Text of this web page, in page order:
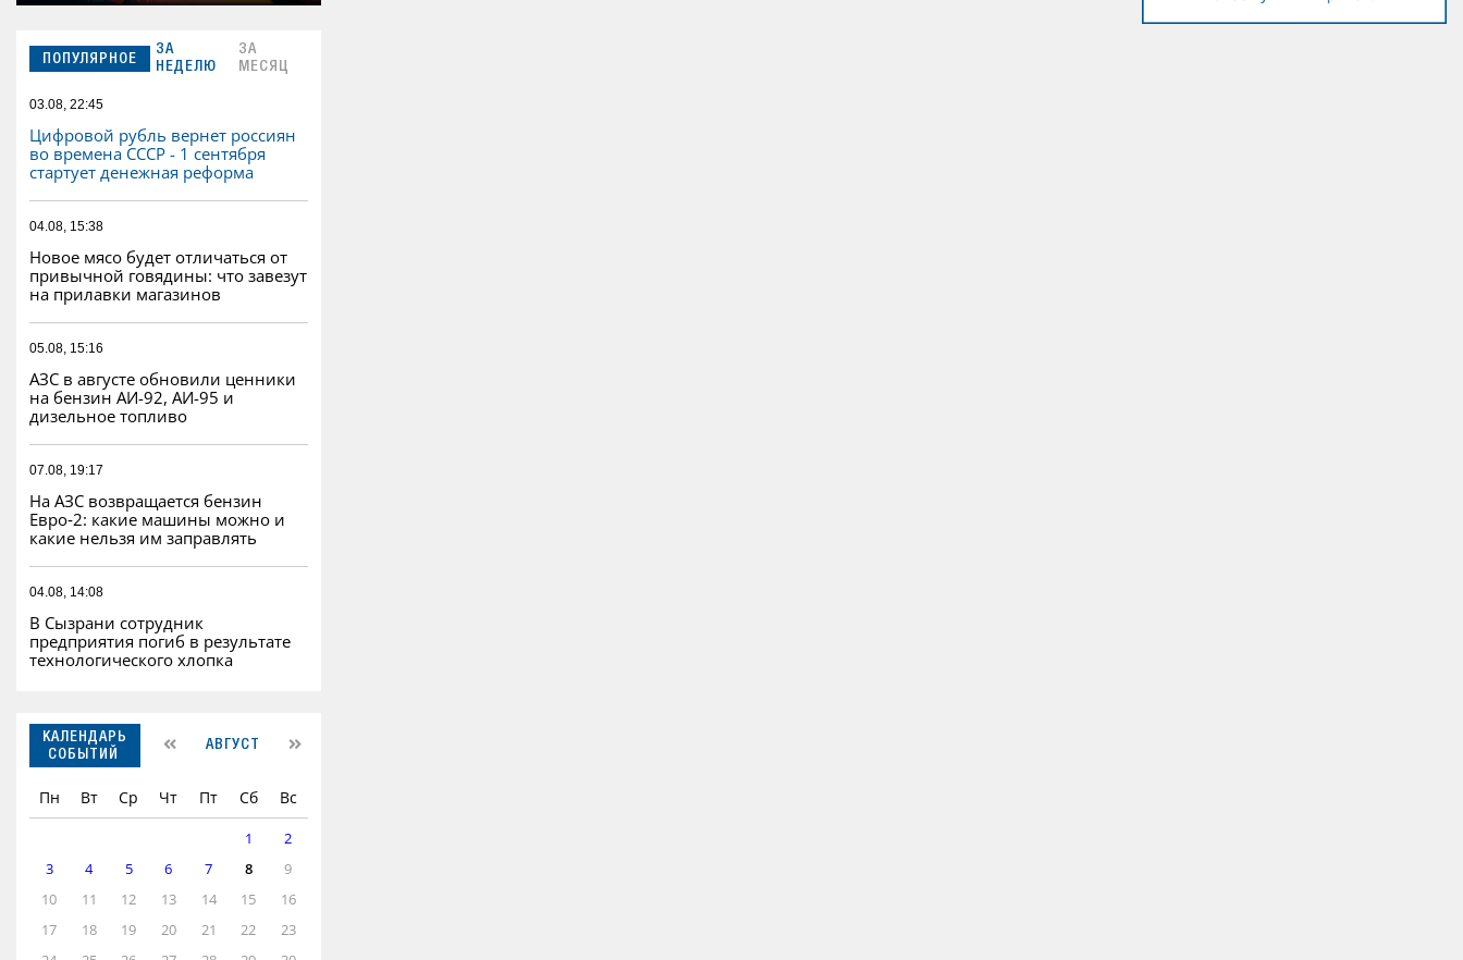
ПОПУЛЯРНОЕ
ЗА
НЕДЕЛЮ
ЗА
МЕСЯЦ
03.08, 22:45
Цифровой рубль вернет россиян
во времена СССР - 1 сентября
стартует денежная реформа
04.08, 15:38
Новое мясо будет отличаться от
привычной говядины: что завезут
на прилавки магазинов
05.08, 15:16
АЗС в августе обновили ценники
на бензин АИ-92, АИ-95 и
дизельное топливо
07.08, 19:17
На АЗС возвращается бензин
Евро‑2: какие машины можно и
какие нельзя им заправлять
04.08, 14:08
В Сызрани сотрудник
предприятия погиб в результате
технологического хлопка
КАЛЕНДАРЬ
СОБЫТИЙ
АВГУСТ
Пн Вт Ср Чт Пт Сб Вс
1
2
3
4 5 6 7 8
9
10
11 12 13 14 15
16
17
18 19 20 21 22
23